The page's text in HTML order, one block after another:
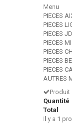
Menu
PIECES
PIECES
PIECES
PIECES
PIECES
PIECES
PIECES
AUTRES
Produit
Quantité
Total
Il y a 1